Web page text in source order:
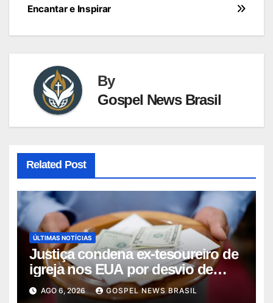
Post
Encantar e Inspirar
By
Gospel News Brasil
Related Post
ÚLTIMAS NOTÍCIAS
Justiça condena ex-tesoureiro de
igreja nos EUA por desvio de
quas…
AGO 6, 2026 GOSPEL NEWS BRASIL